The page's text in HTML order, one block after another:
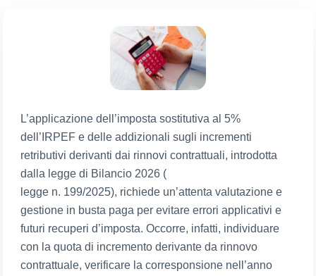
L’applicazione dell’imposta sostitutiva al 5%
dell’IRPEF e delle addizionali sugli incrementi
retributivi derivanti dai rinnovi contrattuali, introdotta
dalla legge di Bilancio 2026 (
legge n. 199/2025), richiede un’attenta valutazione e
gestione in busta paga per evitare errori applicativi e
futuri recuperi d’imposta. Occorre, infatti, individuare
con la quota di incremento derivante da rinnovo
contrattuale, verificare la corresponsione nell’anno